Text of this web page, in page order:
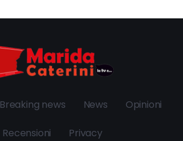
Breaking news News Opinioni
Recensioni Privacy